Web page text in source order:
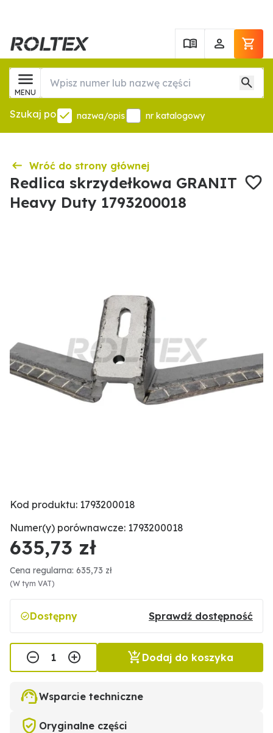
MENU
Szukaj po nazwa/opis nr katalogowy
Wróć do strony głównej
Redlica skrzydełkowa GRANIT
Heavy Duty 1793200018
Kod produktu: 1793200018
Numer(y) porównawcze: 1793200018
635,73 zł
Cena regularna: 635,73 zł
(W tym VAT)
Dostępny Sprawdź dostępność
Dodaj do koszyka
Wsparcie techniczne
Oryginalne części